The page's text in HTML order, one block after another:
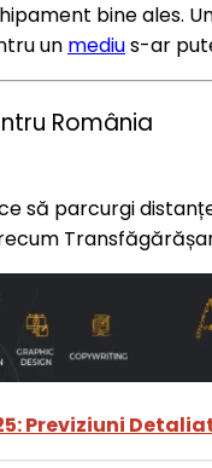
bine ales.
un medius-ar
România
să parcurgi
Previziuni